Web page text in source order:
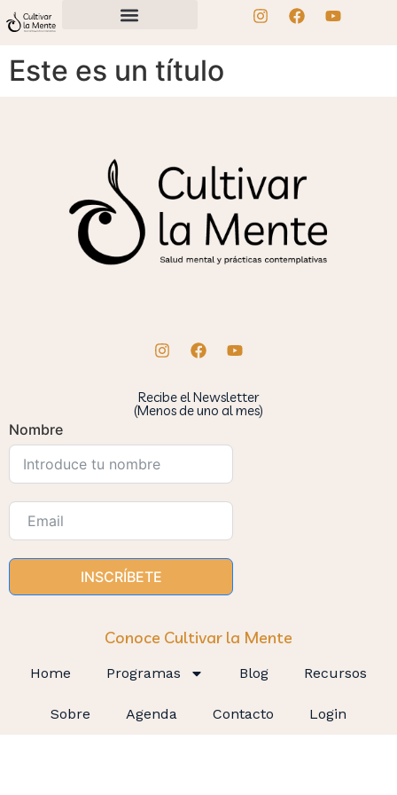
Este es un título
Recibe el Newsletter
(Menos de uno al mes)
Nombre
INSCRÍBETE
Conoce Cultivar la Mente
Home Programas Blog Recursos
Sobre Agenda Contacto Login